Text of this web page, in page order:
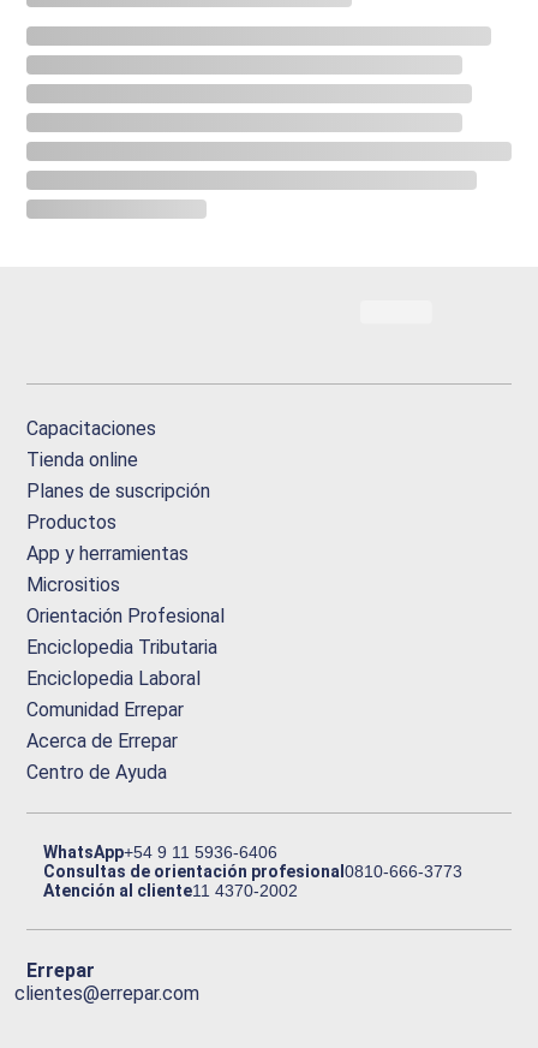
Capacitaciones
Tienda online
Planes de suscripción
Productos
App y herramientas
Micrositios
Orientación Profesional
Enciclopedia Tributaria
Enciclopedia Laboral
Comunidad Errepar
Acerca de Errepar
Centro de Ayuda
WhatsApp+54 9 11 5936-6406
Consultas de orientación profesional0810-666-3773
Atención al cliente11 4370-2002
Errepar
clientes@errepar.com